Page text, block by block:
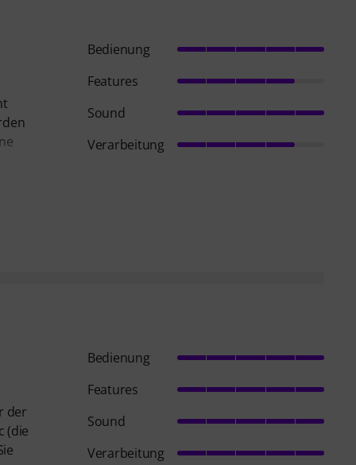
Bedienung
Features
Sound
Verarbeitung
der
(die
Bedienung
Features
Sound
Verarbeitung